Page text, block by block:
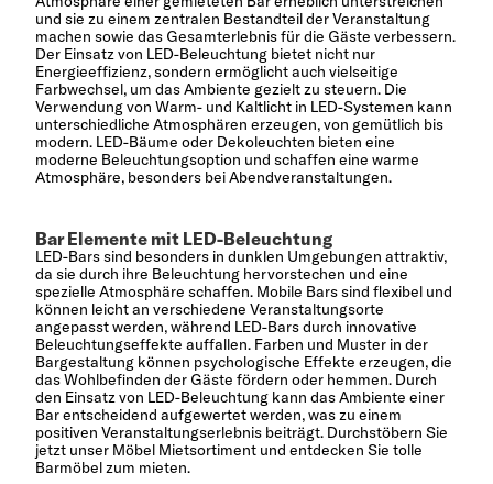
und sie zu einem zentralen Bestandteil der Veranstaltung
machen sowie das Gesamterlebnis für die Gäste verbessern.
Der Einsatz von LED-Beleuchtung bietet nicht nur
Energieeffizienz, sondern ermöglicht auch vielseitige
Farbwechsel, um das Ambiente gezielt zu steuern. Die
Verwendung von Warm- und Kaltlicht in LED-Systemen kann
unterschiedliche Atmosphären erzeugen, von gemütlich bis
modern. LED-Bäume oder Dekoleuchten bieten eine
moderne Beleuchtungsoption und schaffen eine warme
Atmosphäre, besonders bei Abendveranstaltungen.
Bar Elemente mit LED-Beleuchtung
LED-Bars sind besonders in dunklen Umgebungen attraktiv,
da sie durch ihre Beleuchtung hervorstechen und eine
spezielle Atmosphäre schaffen. Mobile Bars sind flexibel und
können leicht an verschiedene Veranstaltungsorte
angepasst werden, während LED-Bars durch innovative
Beleuchtungseffekte auffallen. Farben und Muster in der
Bargestaltung können psychologische Effekte erzeugen, die
das Wohlbefinden der Gäste fördern oder hemmen. Durch
den Einsatz von LED-Beleuchtung kann das Ambiente einer
Bar entscheidend aufgewertet werden, was zu einem
positiven Veranstaltungserlebnis beiträgt. Durchstöbern Sie
jetzt unser Möbel Mietsortiment und entdecken Sie tolle
Barmöbel zum mieten.